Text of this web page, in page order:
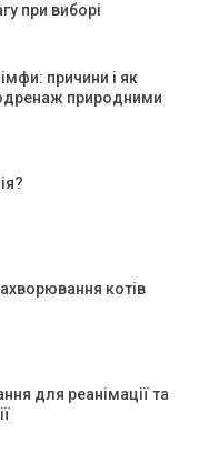
при виборі
причини і як
природними
котів
для реанімації та